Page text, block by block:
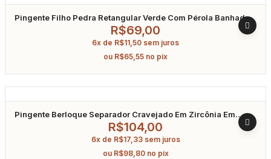
Pingente Filho Pedra Retangular Verde Com Pérola Banhado
R$69,00
6x de R$11,50 sem juros
ou R$65,55 no pix
Pingente Berloque Separador Cravejado Em Zircônia Em
R$104,00
6x de R$17,33 sem juros
ou R$98,80 no pix